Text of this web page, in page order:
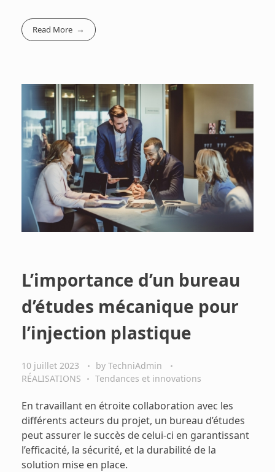
Read More
L’importance d’un bureau
d’études mécanique pour
l’injection plastique
10 juillet 2023 by TechniAdmin
RÉALISATIONS
Tendances et innovations
En travaillant en étroite collaboration avec les
différents acteurs du projet, un bureau d’études
peut assurer le succès de celui-ci en garantissant
l’efficacité, la sécurité, et la durabilité de la
solution mise en place.